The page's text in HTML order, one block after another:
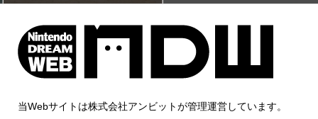
当Webサイトは株式会社アンビットが管理運営しています。